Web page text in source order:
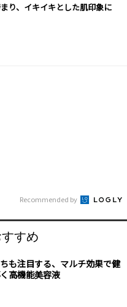
り、イキイキとした肌印象に
Recommended by
すめ
も注目する、マルチ効果で健
高機能美容液